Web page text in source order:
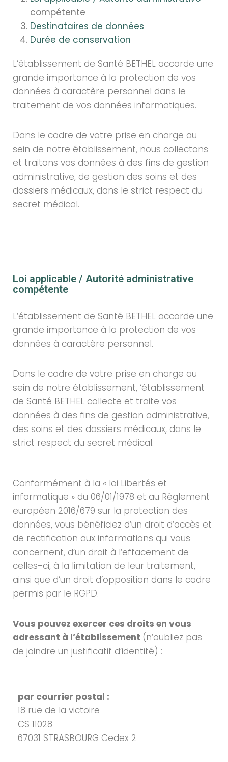
compétente
Destinataires de données
Durée de conservation
L’établissement de Santé BETHEL accorde une
grande importance à la protection de vos
données à caractère personnel dans le
traitement de vos données informatiques.
Dans le cadre de votre prise en charge au
sein de notre établissement, nous collectons
et traitons vos données à des fins de gestion
administrative, de gestion des soins et des
dossiers médicaux, dans le strict respect du
secret médical.
Loi applicable / Autorité administrative
compétente
L’établissement de Santé BETHEL accorde une
grande importance à la protection de vos
données à caractère personnel.
Dans le cadre de votre prise en charge au
sein de notre établissement, ‘établissement
de Santé BETHEL collecte et traite vos
données à des fins de gestion administrative,
des soins et des dossiers médicaux, dans le
strict respect du secret médical.
Conformément à la « loi Libertés et
informatique » du 06/01/1978 et au Règlement
européen 2016/679 sur la protection des
données, vous bénéficiez d’un droit d’accès et
de rectification aux informations qui vous
concernent, d’un droit à l’effacement de
celles-ci, à la limitation de leur traitement,
ainsi que d’un droit d’opposition dans le cadre
permis par le RGPD.
Vous pouvez exercer ces droits en vous
adressant à l’établissement (n’oubliez pas
de joindre un justificatif d’identité) :
par courrier postal :
18 rue de la victoire
CS 11028
67031 STRASBOURG Cedex 2